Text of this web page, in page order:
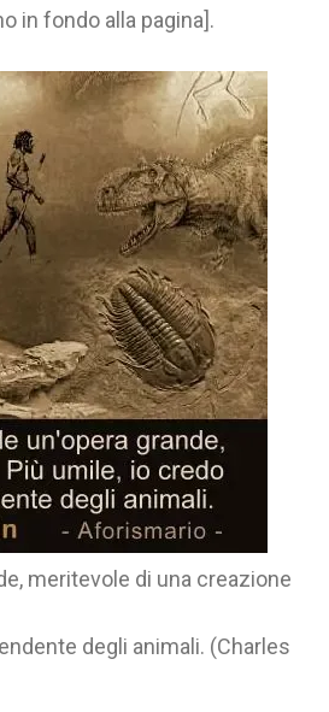
in fondo alla pagina].
meritevole di una creazione
degli animali. (Charles